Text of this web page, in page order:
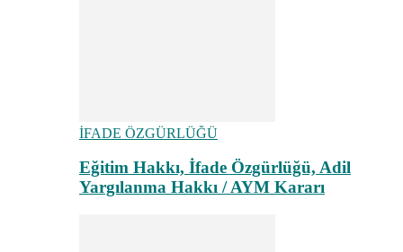
İFADE ÖZGÜRLÜĞÜ
Eğitim Hakkı, İfade Özgürlüğü, Adil
Yargılanma Hakkı / AYM Kararı